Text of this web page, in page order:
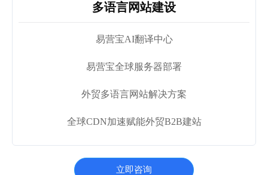
多语言网站建设
易营宝AI翻译中心
易营宝全球服务器部署
外贸多语言网站解决方案
全球CDN加速赋能外贸B2B建站
立即咨询